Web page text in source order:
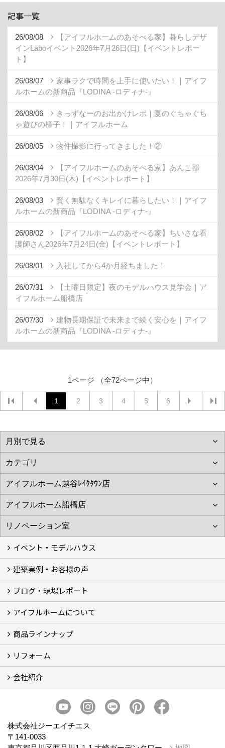
記事一覧
26/08/08
【アイフルホームのあそべる家】暮らしデザ
インLaboイベント2026年7月26日(日)【イベントレポー
ト】
26/08/07
家事ラクで時間を上手に使いたい！｜アイフ
ルホームの新商品『LODINA -ロディナ-』
26/08/06
きっずなーのお出かけレポ｜夏のぐちゃぐち
ゃ遊びの様子！｜アイフルホーム
26/08/05 物件撮影に行ってきました！②
26/08/04
【アイフルホームのあそべる家】あんこ部
2026年7月30日(木)【イベントレポート】
26/08/03
賢く無駄なくキレイに暮らしたい！｜アイフ
ルホームの新商品『LODINA -ロディナ-』
26/08/02
【アイフルホームのあそべる家】ちいさな看
護師さん2026年7月24日(金)【イベントレポート】
26/08/01 入社してから4か月経ちました！
26/07/31
【土曜日限定】夜のモデルハウス見学会｜ア
イフルホーム船橋店
26/07/30
建物長期保証で未来まで続く安心を｜アイフ
ルホームの新商品『LODINA -ロディナ-』
1ページ （全72ページ中）
1 2 3 4 5 6
イベント・モデルハウス
イベント
モデルハウス見学
建築実例・お客様の声
建築実例
お客様の声
ブログ・現場レポート
ブログ
現場レポート
アイフルホームについて
アイフルホームについて (5)
商品ラインナップ
商品ラインナップ
リフォーム
まるごと断熱リフォーム
イベント情報
施工事例
会社紹介
スタッフ紹介
個人情報保護方針
株式会社ジーエイチエス
〒141-0033